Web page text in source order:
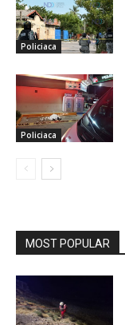
Policiaca
Policiaca
MOST POPULAR